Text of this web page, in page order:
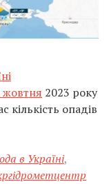
жовтня 2023 року
опадів
в Україні,